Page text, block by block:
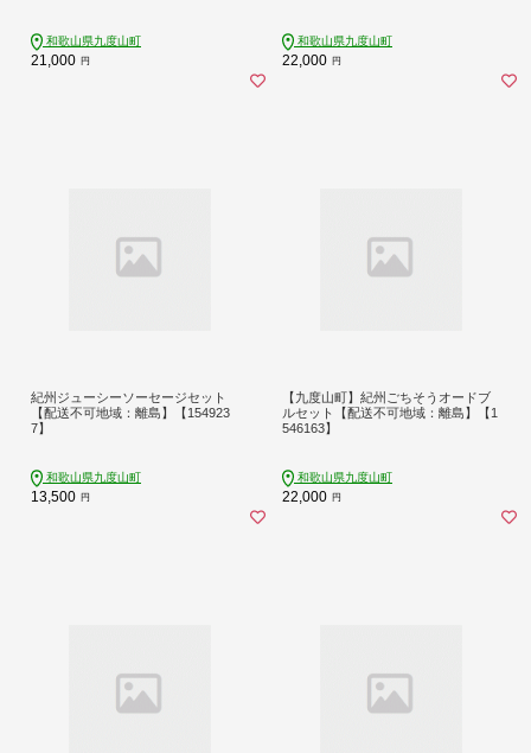
和歌山県九度山町
21,000 円
和歌山県九度山町
22,000 円
紀州ジューシーソーセージセット
【配送不可地域：離島】【154923
7】
和歌山県九度山町
13,500 円
【九度山町】紀州ごちそうオードブ
ルセット【配送不可地域：離島】【1
546163】
和歌山県九度山町
22,000 円